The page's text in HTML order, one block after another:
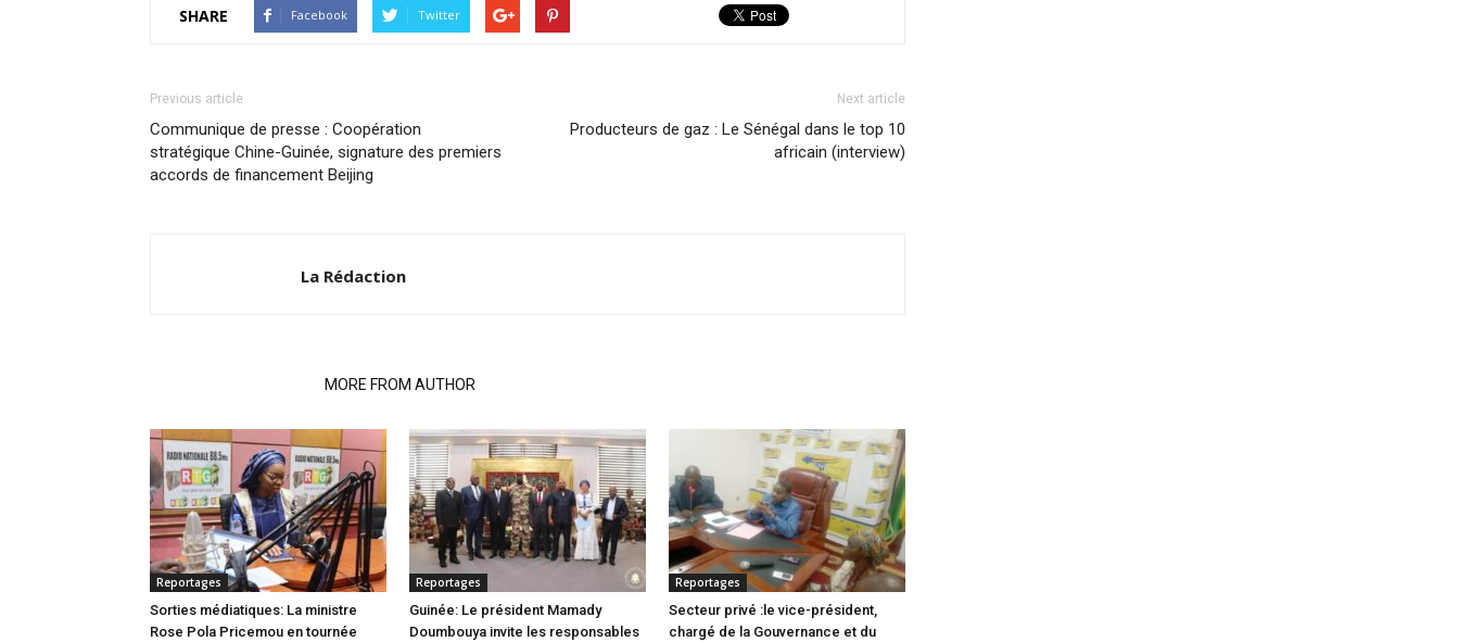
SHARE Facebook Twitter
Previous article
Communique de presse : Coopération
stratégique Chine-Guinée, signature des premiers
accords de financement Beijing
Next article
Producteurs de gaz : Le Sénégal dans le top 10
africain (interview)
La Rédaction
MORE FROM AUTHOR
Reportages
Sorties médiatiques: La ministre
Rose Pola Pricemou en tournée
Reportages
Guinée: Le président Mamady
Doumbouya invite les responsables
Reportages
Secteur privé :le vice-président,
chargé de la Gouvernance et du